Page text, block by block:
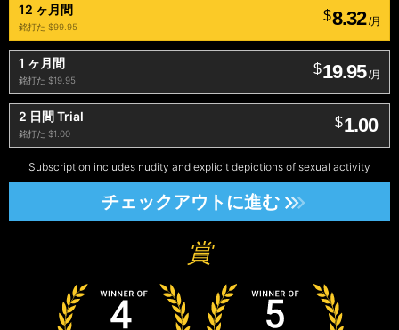
12 ヶ月間
銘打た $99.95
$8.32 /月
1 ヶ月間
銘打た $19.95
$19.95 /月
2 日間 Trial
銘打た $1.00
$1.00
Subscription includes nudity and explicit depictions of sexual activity
チェックアウトに進む
賞